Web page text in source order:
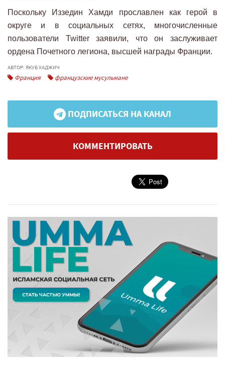
Поскольку Иззедин Хамди прославлен как герой в
округе и в социальных сетях, многочисленные
пользователи Twitter заявили, что он заслуживает
ордена Почетного легиона, высшей награды Франции.
АВТОР: ЯКУБ ХАДЖИЧ
Франция французские мусульмане
ПОДПИСАТЬСЯ НА КАНАЛ
КОММЕНТИРОВАТЬ